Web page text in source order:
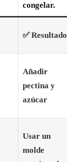
congelar.
✅ Resultado
Añadir
pectina y
azúcar
Usar un
molde